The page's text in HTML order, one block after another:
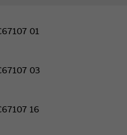
01
03
16